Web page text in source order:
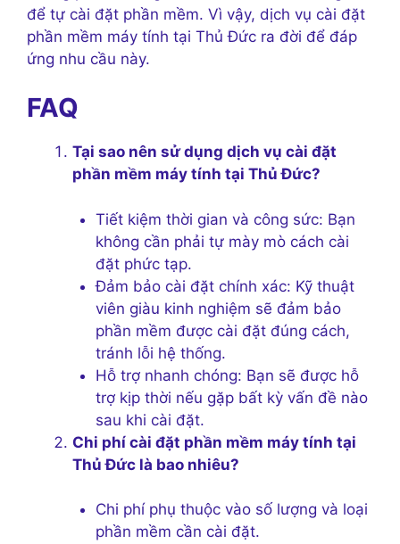
để tự cài đặt phần mềm. Vì vậy, dịch vụ cài đặt
phần mềm máy tính tại Thủ Đức ra đời để đáp
ứng nhu cầu này.
FAQ
Tại sao nên sử dụng dịch vụ cài đặt
phần mềm máy tính tại Thủ Đức?
Tiết kiệm thời gian và công sức: Bạn
không cần phải tự mày mò cách cài
đặt phức tạp.
Đảm bảo cài đặt chính xác: Kỹ thuật
viên giàu kinh nghiệm sẽ đảm bảo
phần mềm được cài đặt đúng cách,
tránh lỗi hệ thống.
Hỗ trợ nhanh chóng: Bạn sẽ được hỗ
trợ kịp thời nếu gặp bất kỳ vấn đề nào
sau khi cài đặt.
Chi phí cài đặt phần mềm máy tính tại
Thủ Đức là bao nhiêu?
Chi phí phụ thuộc vào số lượng và loại
phần mềm cần cài đặt.